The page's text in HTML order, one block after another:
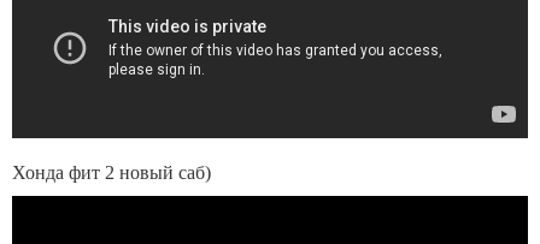
Хонда фит 2 новый саб)